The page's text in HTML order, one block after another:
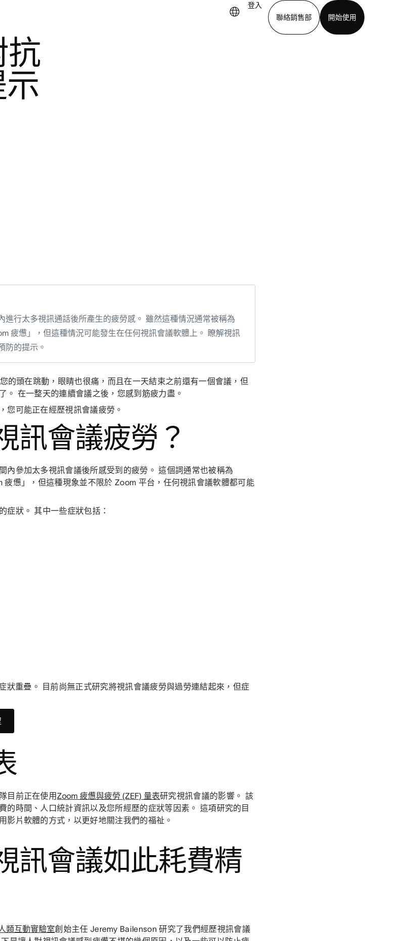
登入
聯絡銷售部
開始使用
抗
進行太多視訊通話後所產生的疲勞感。 雖然這種情況通常被稱為
疲憊」，但這種情況可能發生在任何視訊會議軟體上。 瞭解視訊
防的提示。
的頭在跳動，眼睛也很痛，而且在一天結束之前還有一個會議，但
。 在一整天的連續會議之後，您感到筋疲力盡。
您可能正在經歷視訊會議疲勞。
訊會議疲勞？
內參加太多視訊會議後所感受到的疲勞。 這個詞通常也被稱為
疲憊」，但這種現象並不限於 Zoom 平台，任何視訊會議軟體都可能
症狀。 其中一些症狀包括：
狀重疊。 目前尚無正式研究將視訊會議疲勞與過勞連結起來，但症
目前正在使用Zoom 疲憊與疲勞 (ZEF) 量表研究視訊會議的影響。 該
的時間、人口統計資訊以及您所經歷的症狀等因素。 這項研究的目
影片軟體的方式，以更好地關注我們的福祉。
訊會議如此耗費精
類互動實驗室創始主任 Jeremy Bailenson 研究了我們經歷視訊會議